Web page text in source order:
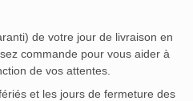
de votre jour de livraison en
commande pour vous aider à
de vos attentes.
et les jours de fermeture des